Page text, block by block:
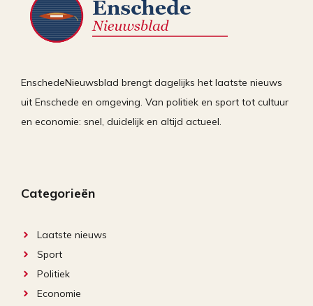
EnschedeNieuwsblad brengt dagelijks het laatste nieuws
uit Enschede en omgeving. Van politiek en sport tot cultuur
en economie: snel, duidelijk en altijd actueel.
Categorieën
Laatste nieuws
Sport
Politiek
Economie